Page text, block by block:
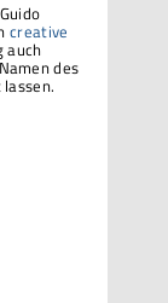
creative
auch
des